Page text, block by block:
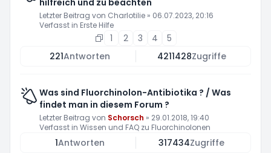
hilfreich und zu beachten
Letzter Beitrag von Charlotilie » 06.07.2023, 20:16
Verfasst in Erste Hilfe
1 2 3 4
5
221Antworten 4211428Zugriffe
Was sind Fluorchinolon-Antibiotika ? / Was
findet man in diesem Forum ?
Letzter Beitrag von Schorsch » 29.01.2018, 19:40
Verfasst in Wissen und FAQ zu Fluorchinolonen
1Antworten 317434Zugriffe